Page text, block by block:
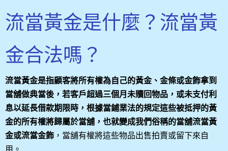
流當黃金是什麼？流當黃
金合法嗎？
流當黃金是指顧客將所有權為自己的黃金、金條或金飾拿到
當舖做典當後，若客戶超過三個月未贖回物品，或未支付利
息以延長借款期限時，根據當鋪業法的規定這些被抵押的黃
金的所有權將歸屬於當舖，也就變成我們俗稱的當舖流當黃
金或流當金飾 ，當舖有權將這些物品出售拍賣或留下來自
用。